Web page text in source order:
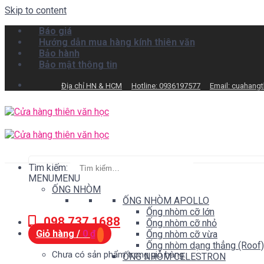
Skip to content
Báo giá
Hướng dẫn mua hàng kính thiên văn
Bảo hành
Bảo mật thông tin
Địa chỉ HN & HCM Hotline: 0936197577 Email:
Tìm kiếm:
098.737.1688
Giỏ hàng / 0 ₫
Chưa có sản phẩm trong giỏ hàng.
MENUMENU
ỐNG NHÒM
ỐNG NHÒM APOLLO
Ống nhòm cỡ lớn
Ống nhòm cỡ nhỏ
Ống nhòm cỡ vừa
Ống nhòm dạng thẳng (Roof)
ỐNG NHÒM CELESTRON